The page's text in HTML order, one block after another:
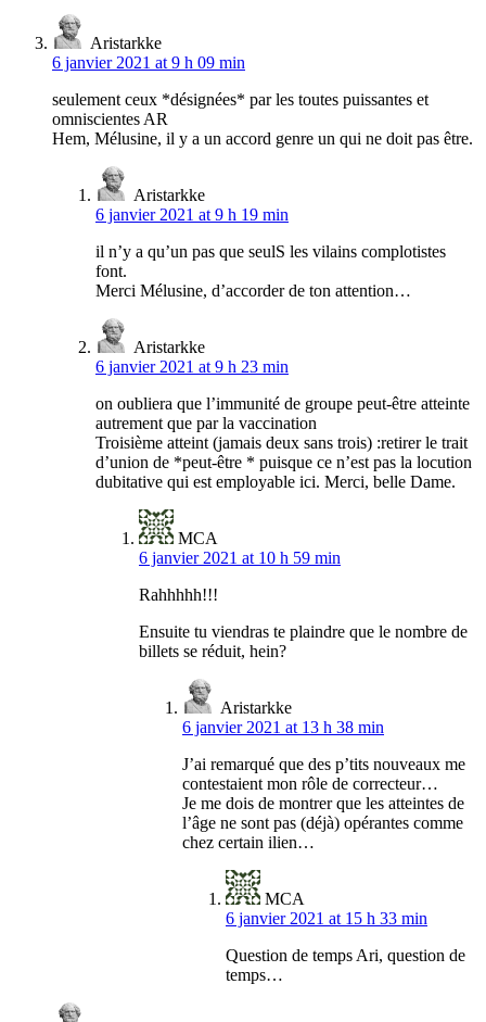
Aristarkke
6 janvier 2021 at 9 h 09 min
seulement ceux *désignées* par les toutes puissantes et
omniscientes AR
Hem, Mélusine, il y a un accord genre un qui ne doit pas être.
Aristarkke
6 janvier 2021 at 9 h 19 min
il n’y a qu’un pas que seulS les vilains complotistes
font.
Merci Mélusine, d’accorder de ton attention…
Aristarkke
6 janvier 2021 at 9 h 23 min
on oubliera que l’immunité de groupe peut-être atteinte
autrement que par la vaccination
Troisième atteint (jamais deux sans trois) :retirer le trait
d’union de *peut-être * puisque ce n’est pas la locution
dubitative qui est employable ici. Merci, belle Dame.
MCA
6 janvier 2021 at 10 h 59 min
Rahhhhh!!!
Ensuite tu viendras te plaindre que le nombre de
billets se réduit, hein?
Aristarkke
6 janvier 2021 at 13 h 38 min
J’ai remarqué que des p’tits nouveaux me
contestaient mon rôle de correcteur…
Je me dois de montrer que les atteintes de
l’âge ne sont pas (déjà) opérantes comme
chez certain ilien…
MCA
6 janvier 2021 at 15 h 33 min
Question de temps Ari, question de
temps…